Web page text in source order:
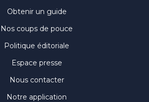
Obtenir un guide
Nos coups de pouce
Politique éditoriale
Espace presse
Nous contacter
Notre application